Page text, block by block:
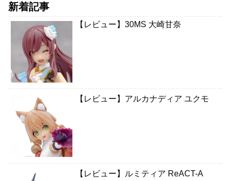
新着記事
【レビュー】30MS 大崎甘奈
【レビュー】アルカナディア ユクモ
【レビュー】ルミティア ReACT-A